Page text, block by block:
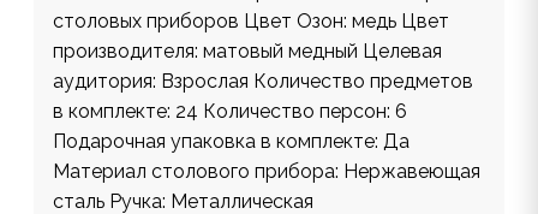
столовых приборов Цвет Озон: медь Цвет
производителя: матовый медный Целевая
аудитория: Взрослая Количество предметов
в комплекте: 24 Количество персон: 6
Подарочная упаковка в комплекте: Да
Материал столового прибора: Нержавеющая
сталь Ручка: Металлическая